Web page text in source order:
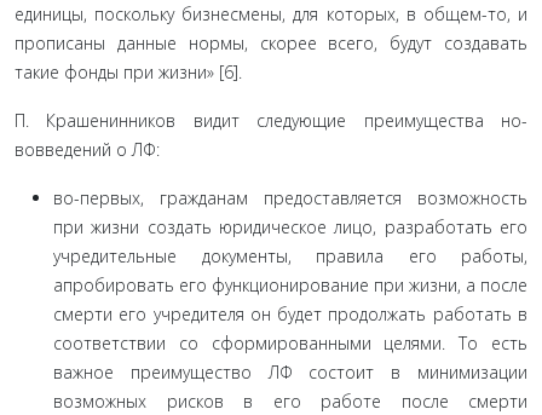
единицы, поскольку бизнесмены, для которых, в общем-то, и
прописаны данные нормы, скорее всего, будут создавать
такие фонды при жизни» [6].
П. Крашенинников видит следующие преимущества но­
вовведений о ЛФ:
во-первых, гражданам предоставляется возможность
при жизни создать юридическое лицо, разработать его
учре­дительные документы, правила его работы,
апробировать его функционирование при жизни, а после
смерти его учреди­теля он будет продолжать работать в
соответствии со сфор­мированными целями. То есть
важное преимущество ЛФ со­стоит в минимизации
возможных рисков в его работе после смерти